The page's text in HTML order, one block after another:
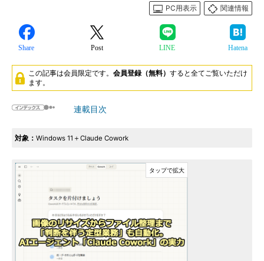
PC用表示
関連情報
Share Post LINE Hatena
この記事は会員限定です。 会員登録（無料） すると全てご覧いただけ
ます。
連載目次
対象： Windows 11＋Claude Cowork